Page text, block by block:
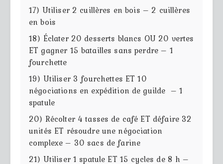
17) Utiliser 2 cuillères en bois – 2 cuillères
en bois
18) Éclater 20 desserts blancs OU 20 vertes
ET gagner 15 batailles sans perdre – 1
fourchette
19) Utiliser 3 fourchettes ET 10
négociations en expédition de guilde – 1
spatule
20) Récolter 4 tasses de café ET défaire 32
unités ET résoudre une négociation
complexe – 30 sacs de farine
21) Utiliser 1 spatule ET 15 cycles de 8 h –